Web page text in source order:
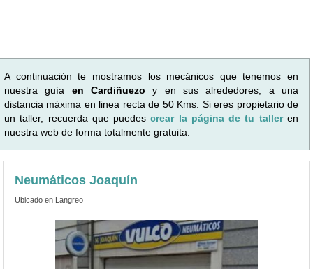
A continuación te mostramos los mecánicos que tenemos en
nuestra guía en Cardiñuezo y en sus alrededores, a una
distancia máxima en linea recta de 50 Kms. Si eres propietario de
un taller, recuerda que puedescrear la página de tu talleren
nuestra web de forma totalmente gratuita.
Neumáticos Joaquín
Ubicado en Langreo